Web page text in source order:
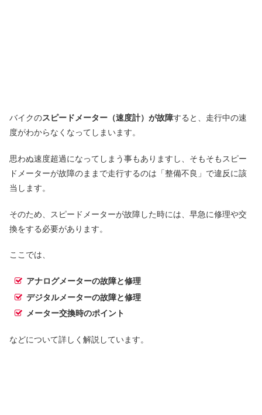
バイクのスピードメーター（速度計）が故障すると、走行中の速
度がわからなくなってしまいます。
思わぬ速度超過になってしまう事もありますし、そもそもスピー
ドメーターが故障のままで走行するのは「整備不良」で違反に該
当します。
そのため、スピードメーターが故障した時には、早急に修理や交
換をする必要があります。
ここでは、
アナログメーターの故障と修理
デジタルメーターの故障と修理
メーター交換時のポイント
などについて詳しく解説しています。